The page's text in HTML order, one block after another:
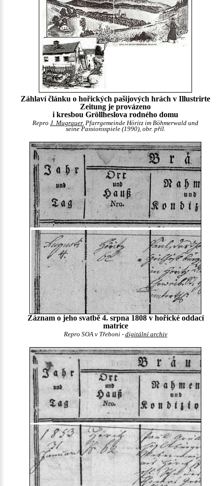
Záhlaví článku o hořických pašijových hrách v Illustrirte
Zeitung je provázeno
i kresbou Gröllheslova rodného domu
Repro J. Mugrauer, Pfarrgemeinde Höritz im Böhmerwald und
seine Passionsspiele (1990), obr. příl.
Záznam o jeho svatbě 4. srpna 1808 v hořické oddací
matrice
Repro SOA v Třeboni - digitální archiv